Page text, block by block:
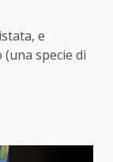
e
specie di